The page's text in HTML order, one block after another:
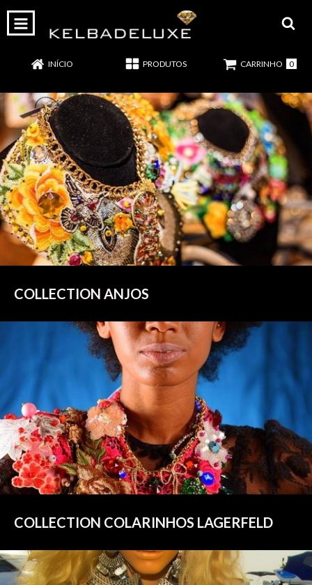
INÍCIO PRODUTOS CARRINHO 0
COLLECTION ANJOS
COLLECTION COLARINHOS LAGERFELD